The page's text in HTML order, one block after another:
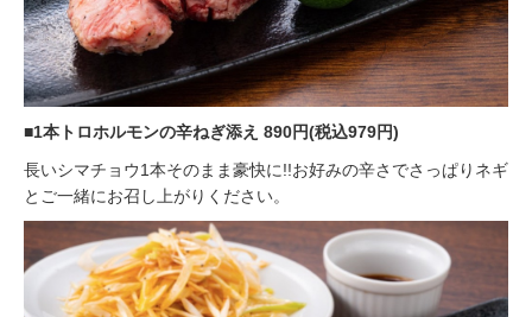
■1本トロホルモンの辛ねぎ添え 890円(税込979円)
長いシマチョウ1本そのまま豪快に!!お好みの辛さでさっぱりネギ
とご一緒にお召し上がりください。